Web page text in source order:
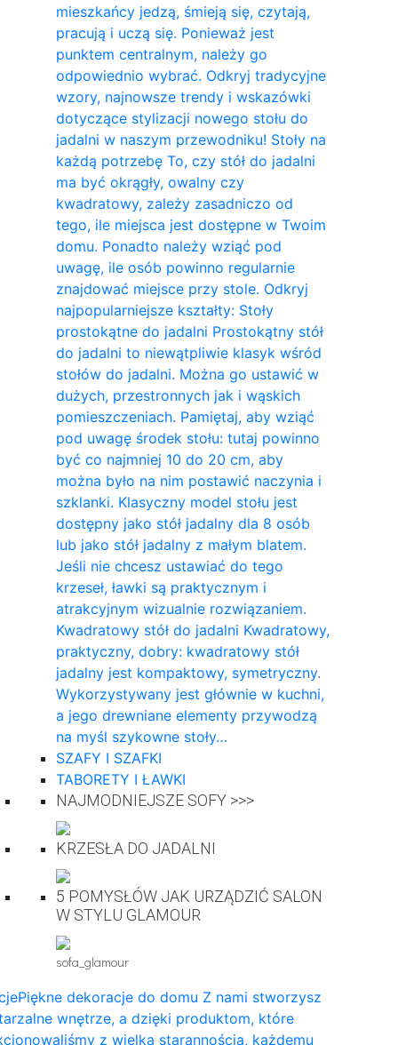
mieszkańcy jedzą, śmieją się, czytają,
pracują i uczą się. Ponieważ jest
punktem centralnym, należy go
odpowiednio wybrać. Odkryj tradycyjne
wzory, najnowsze trendy i wskazówki
dotyczące stylizacji nowego stołu do
jadalni w naszym przewodniku! Stoły na
każdą potrzebę To, czy stół do jadalni
ma być okrągły, owalny czy
kwadratowy, zależy zasadniczo od
tego, ile miejsca jest dostępne w Twoim
domu. Ponadto należy wziąć pod
uwagę, ile osób powinno regularnie
znajdować miejsce przy stole. Odkryj
najpopularniejsze kształty: Stoły
prostokątne do jadalni Prostokątny stół
do jadalni to niewątpliwie klasyk wśród
stołów do jadalni. Można go ustawić w
dużych, przestronnych jak i wąskich
pomieszczeniach. Pamiętaj, aby wziąć
pod uwagę środek stołu: tutaj powinno
być co najmniej 10 do 20 cm, aby
można było na nim postawić naczynia i
szklanki. Klasyczny model stołu jest
dostępny jako stół jadalny dla 8 osób
lub jako stół jadalny z małym blatem.
Jeśli nie chcesz ustawiać do tego
krzeseł, ławki są praktycznym i
atrakcyjnym wizualnie rozwiązaniem.
Kwadratowy stół do ​​jadalni Kwadratowy,
praktyczny, dobry: kwadratowy stół
jadalny jest kompaktowy, symetryczny.
Wykorzystywany jest głównie w kuchni,
a jego drewniane elementy przywodzą
na myśl szykowne stoły…
SZAFY I SZAFKI
TABORETY I ŁAWKI
NAJMODNIEJSZE SOFY >>>
KRZESŁA DO JADALNI
5 POMYSŁÓW JAK URZĄDZIĆ SALON
W STYLU GLAMOUR
sofa_glamour
Piękne dekoracje do domu Z nami stworzysz
wnętrze, a dzięki produktom, które
z wielką starannością, każdemu